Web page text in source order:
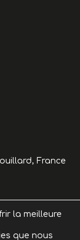
France
la meilleure
que nous